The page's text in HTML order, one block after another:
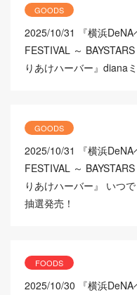
GOODS
2025/10/31
『横浜
FESTIVAL ～
りあけハーバー』diana
GOODS
2025/10/31
『横浜
FESTIVAL ～
りあけハーバー』 いつ
抽選発売！
FOODS
2025/10/30
『横浜